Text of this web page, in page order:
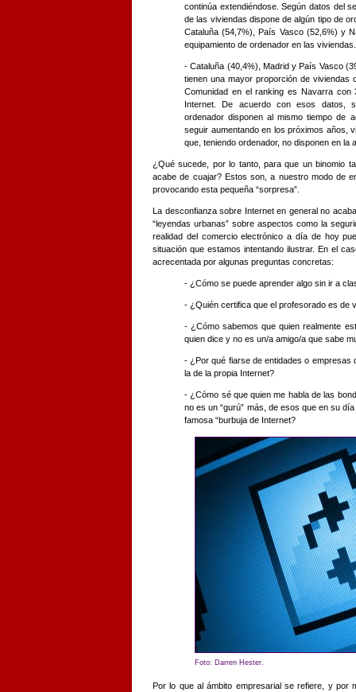
continúa extendiéndose. Según datos del
de las viviendas dispone de algún tipo de
Cataluña (54,7%), País Vasco (52,6%) y
equipamiento de ordenador en las viviendas.
- Cataluña (40,4%), Madrid y País Vasco
tienen una mayor proporción de viviendas
Comunidad en el ranking es Navarra
Internet. De acuerdo con esos datos,
ordenador disponen al mismo tiempo de
seguir aumentando en los próximos años,
que, teniendo ordenador, no disponen en la
¿Qué sucede, por lo tanto, para que un binomio
acabe de cuajar? Estos son, a nuestro modo de
provocando esta pequeña “sorpresa”.
La desconfianza sobre Internet en general no
“leyendas urbanas” sobre aspectos como la
realidad del comercio electrónico a día de hoy
situación que estamos intentando ilustrar. En el
acrecentada por algunas preguntas concretas:
- ¿Cómo se puede aprender algo sin ir a
- ¿Quién certifica que el profesorado es de
- ¿Cómo sabemos que quien realmente
quien dice y no es un/a amigo/a que sabe
- ¿Por qué fiarse de entidades o empresas
la de la propia Internet?
- ¿Cómo sé que quien me habla de las
no es un “gurú” más, de esos que en su
famosa “burbuja de Internet?
Foto: Darren Hester.
Por lo que al ámbito empresarial se refiere, y por